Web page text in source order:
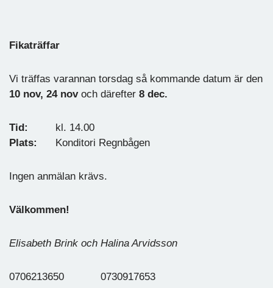
Fikaträffar
Vi träffas varannan torsdag så kommande datum är den
10 nov, 24 novoch därefter 8 dec.
Tid:
kl. 14.00
Plats:
Konditori Regnbågen
Ingen anmälan krävs.
Välkommen!
Elisabeth Brink och Halina Arvidsson
0706213650 0730917653